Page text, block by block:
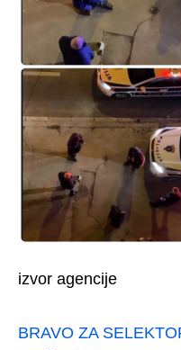
izvor agencije
BRAVO ZA